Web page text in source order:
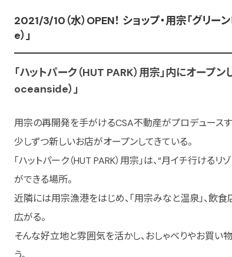
2021/3/10（水）OPEN！ ショップ・用宗「グリ
e）」
「ハットパーク（HUT PARK）用宗」内にオープ
oceanside）」
用宗の再開発を手がけるCSA不動産がプロデュースする
少しずつ新しいお店がオープンしてきている。
「ハットパーク（HUT PARK）用宗」は、“月イチ行ける
ができる場所。
近隣には用宗漁港をはじめ、「用宗みなと温泉」、飲
広がる。
そんな好立地と雰囲気を活かし、おしゃべりやお買い